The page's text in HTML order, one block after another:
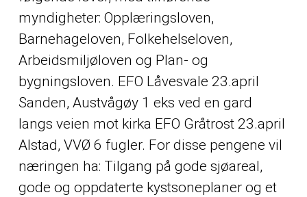
myndigheter: Opplæringsloven,
Barnehageloven, Folkehelseloven,
Arbeidsmiljøloven og Plan- og
bygningsloven. EFO Låvesvale 23.april
Sanden, Austvågøy 1 eks ved en gard
langs veien mot kirka EFO Gråtrost 23.april
Alstad, VVØ 6 fugler. For disse pengene vil
næringen ha: Tilgang på gode sjøareal,
gode og oppdaterte kystsoneplaner og et